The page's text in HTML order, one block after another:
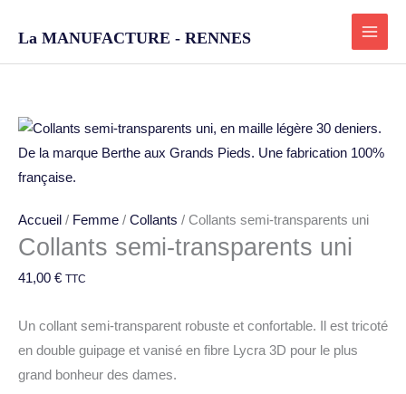
La MANUFACTURE - RENNES
Accueil / Femme / Collants / Collants semi-transparents uni
Collants semi-transparents uni
41,00 € TTC
Un collant semi-transparent robuste et confortable. Il est tricoté
en double guipage et vanisé en fibre Lycra 3D pour le plus
grand bonheur des dames.
quantité
de
Collants
transparents
uni